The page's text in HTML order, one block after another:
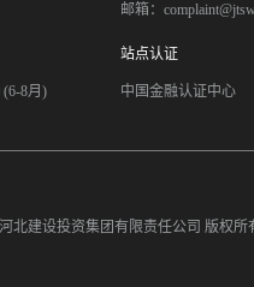
邮箱：
(6-8月)
站点认证
中国金融认证中心
河北建设投资集团有限责任公司 版权所